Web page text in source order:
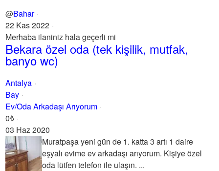
@Bahar
22 Kas 2022
Merhaba ilaniniz hala geçerli mi
Bekara özel oda (tek kişilik, mutfak,
banyo wc)
Antalya
Bay
Ev/Oda Arkadaşı Arıyorum
0₺
03 Haz 2020
Muratpaşa yeni gün de 1. katta 3 artı 1 daire
eşyalı evime ev arkadaşı arıyorum. Kişiye özel
oda lütfen telefon ile ulaşın. ...